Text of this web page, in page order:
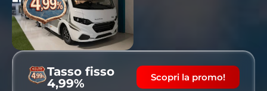
Tasso fisso
4,99%
Scopri la promo!